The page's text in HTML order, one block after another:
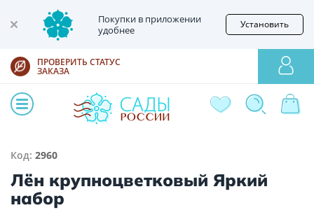
Покупки в приложении
удобнее
Установить
ПРОВЕРИТЬ СТАТУС
ЗАКАЗА
Код: 2960
Лён крупноцветковый Яркий
набор